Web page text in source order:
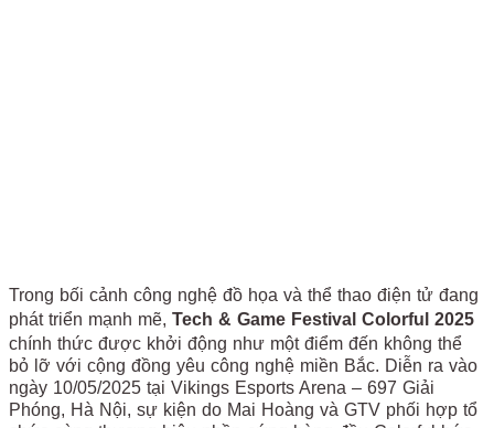
Trong bối cảnh công nghệ đồ họa và thể thao điện tử đang
phát triển mạnh mẽ, Tech & Game Festival Colorful 2025
chính thức được khởi động như một điểm đến không thể
bỏ lỡ với cộng đồng yêu công nghệ miền Bắc. Diễn ra vào
ngày 10/05/2025 tại Vikings Esports Arena – 697 Giải
Phóng, Hà Nội, sự kiện do Mai Hoàng và GTV phối hợp tổ